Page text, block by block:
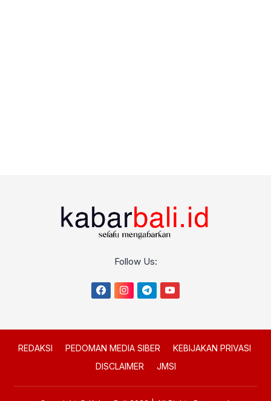
Follow Us:
REDAKSI PEDOMAN MEDIA SIBER
KEBIJAKAN PRIVASI
DISCLAIMER
JMSI